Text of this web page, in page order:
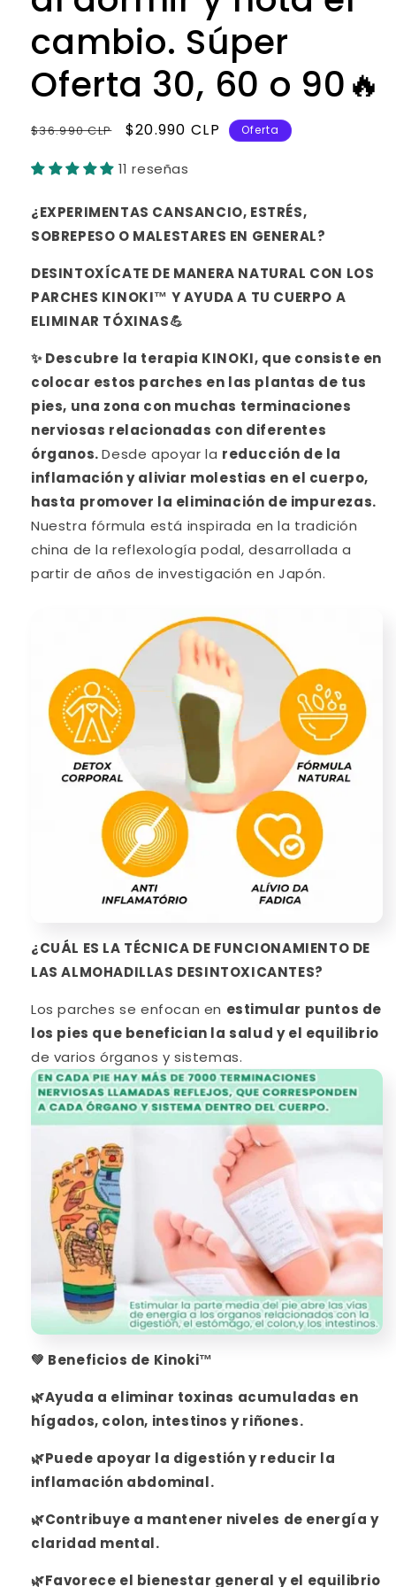
cambio. Súper
Oferta 30, 60 o 90🔥
Precio
$36.990 CLP
Precio
oferta
$20.990 CLP Oferta
11 reseñas
¿EXPERIMENTAS CANSANCIO, ESTRÉS,
SOBREPESO O MALESTARES EN GENERAL?
DESINTOXÍCATE DE MANERA NATURAL CON LOS
PARCHES KINOKI™ Y AYUDA A TU CUERPO A
ELIMINAR TÓXINAS💪
✨ Descubre la terapia KINOKI, que consiste en
colocar estos parches en las plantas de tus
pies, una zona con muchas terminaciones
nerviosas relacionadas con diferentes
órganos.Desde apoyar la reducción de la
inflamación y aliviar molestias en el cuerpo,
hasta promover la eliminación de impurezas.
Nuestra fórmula está inspirada en la tradición
china de la reflexología podal, desarrollada a
partir de años de investigación en Japón.
¿CUÁL ES LA TÉCNICA DE FUNCIONAMIENTO DE
LAS ALMOHADILLAS DESINTOXICANTES?
Los parches se enfocan en estimular puntos de
los pies que benefician la salud y el equilibrio
de varios órganos y sistemas.
💚 Beneficios de Kinoki™
🌿Ayuda a eliminar toxinas acumuladas en
hígados, colon, intestinos y riñones.
🌿Puede apoyar la digestión y reducir la
inflamación abdominal.
🌿Contribuye a mantener niveles de energía y
claridad mental.
🌿Favorece el bienestar general y el equilibrio